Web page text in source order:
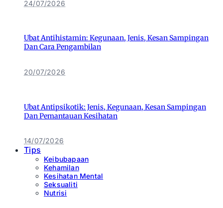
24/07/2026
Ubat Antihistamin: Kegunaan, Jenis, Kesan Sampingan
Dan Cara Pengambilan
20/07/2026
Ubat Antipsikotik: Jenis, Kegunaan, Kesan Sampingan
Dan Pemantauan Kesihatan
14/07/2026
Tips
Keibubapaan
Kehamilan
Kesihatan Mental
Seksualiti
Nutrisi